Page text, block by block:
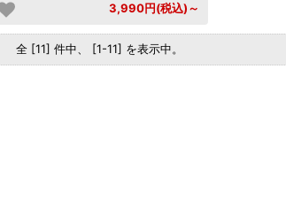
3,990円(税込)～
全 [11] 件中、 [1-11] を表示中。